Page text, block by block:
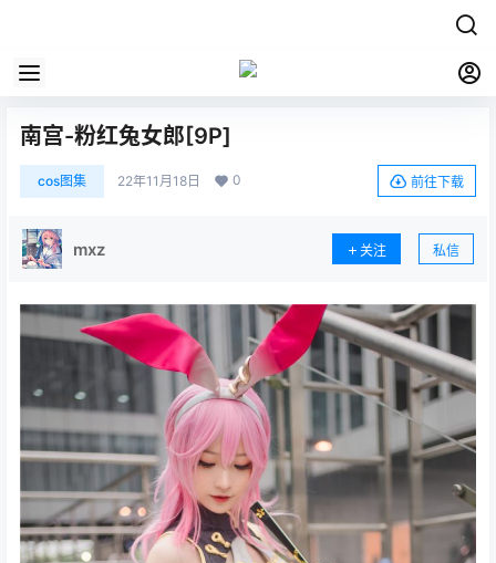
南宫-粉红兔女郎[9P]
cos图集 22年11月18日 0 前往下载
mxz 关注 私信